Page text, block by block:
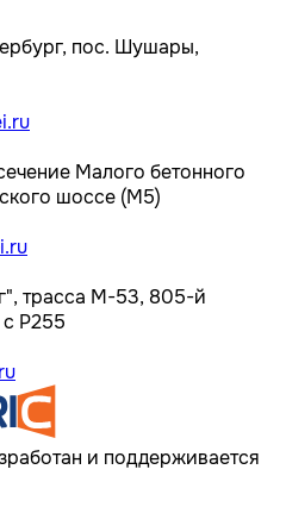
пос. Шушары,
Малого бетонного
шоссе (М5)
трасса M-53, 805-й
с Р255
и поддерживается